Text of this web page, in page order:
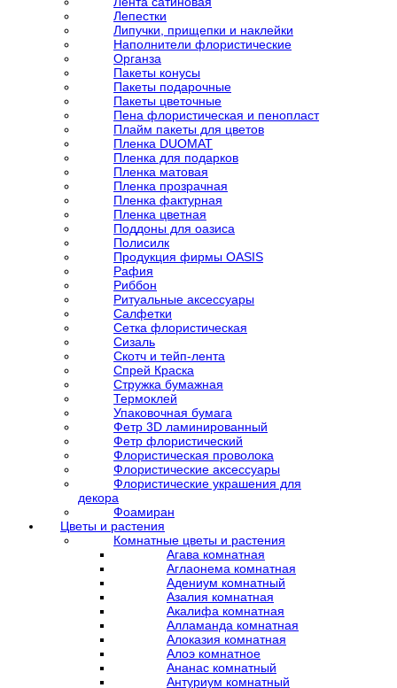
Лепестки
Липучки, прищепки и наклейки
Наполнители флористические
Органза
Пакеты конусы
Пакеты подарочные
Пакеты цветочные
Пена флористическая и пенопласт
Плайм пакеты для цветов
Пленка DUOMAT
Пленка для подарков
Пленка матовая
Пленка прозрачная
Пленка фактурная
Пленка цветная
Поддоны для оазиса
Полисилк
Продукция фирмы OASIS
Рафия
Риббон
Ритуальные аксессуары
Салфетки
Сетка флористическая
Сизаль
Скотч и тейп-лента
Спрей Краска
Стружка бумажная
Термоклей
Упаковочная бумага
Фетр 3D ламинированный
Фетр флористический
Флористическая проволока
Флористические аксессуары
Флористические украшения для
декора
Фоамиран
Цветы и растения
Комнатные цветы и растения
Агава комнатная
Аглаонема комнатная
Адениум комнатный
Азалия комнатная
Акалифа комнатная
Алламанда комнатная
Алоказия комнатная
Алоэ комнатное
Ананас комнатный
Антуриум комнатный